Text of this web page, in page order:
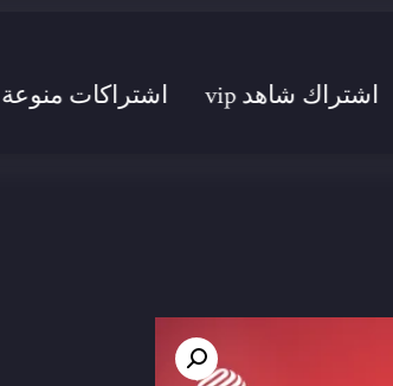
اشتراك شاهد vip اشتراكات منوعة